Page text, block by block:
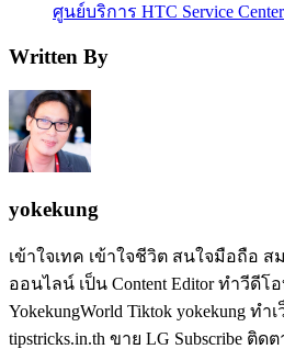
ศูนย์บริการ HTC Service Center
Written By
yokekung
เข้าใจเทค เข้าใจชีวิต สนใจมือถือ
ออนไลน์ เป็น Content Editor ทำวีดีโอ
YokekungWorld Tiktok yokekung ทำ
tipstricks.in.th ขาย LG Subscribe ติด